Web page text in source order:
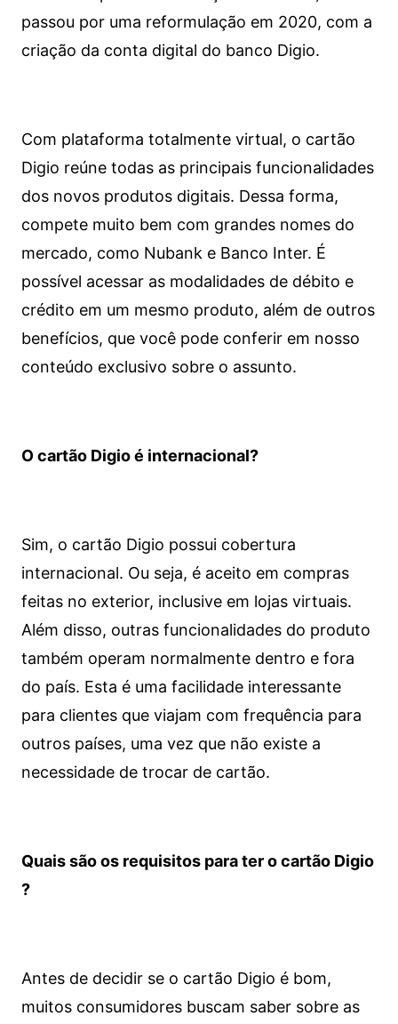
passou por uma reformulação em 2020, com a
criação da conta digital do banco Digio.
Com plataforma totalmente virtual, o cartão
Digio reúne todas as principais funcionalidades
dos novos produtos digitais. Dessa forma,
compete muito bem com grandes nomes do
mercado, como Nubank e Banco Inter. É
possível acessar as modalidades de débito e
crédito em um mesmo produto, além de outros
benefícios, que você pode conferir em nosso
conteúdo exclusivo sobre o assunto.
O cartão Digio é internacional?
Sim, o cartão Digio possui cobertura
internacional. Ou seja, é aceito em compras
feitas no exterior, inclusive em lojas virtuais.
Além disso, outras funcionalidades do produto
também operam normalmente dentro e fora
do país. Esta é uma facilidade interessante
para clientes que viajam com frequência para
outros países, uma vez que não existe a
necessidade de trocar de cartão.
Quais são os requisitos para ter o cartão Digio
?
Antes de decidir se o cartão Digio é bom,
muitos consumidores buscam saber sobre as